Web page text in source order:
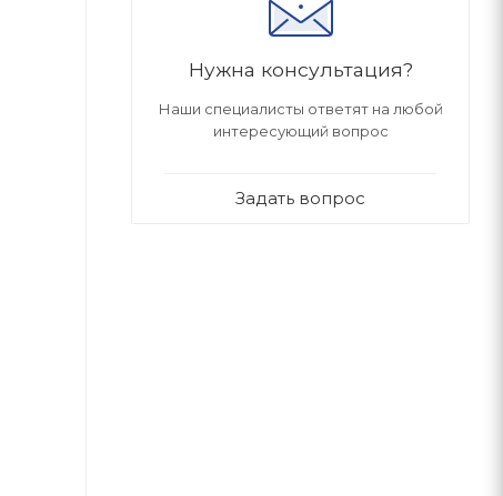
Нужна консультация?
Наши специалисты ответят на любой
интересующий вопрос
Задать вопрос